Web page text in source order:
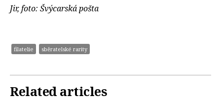
Jir, foto: Švýcarská pošta
filatelie sběratelské rarity
Related articles